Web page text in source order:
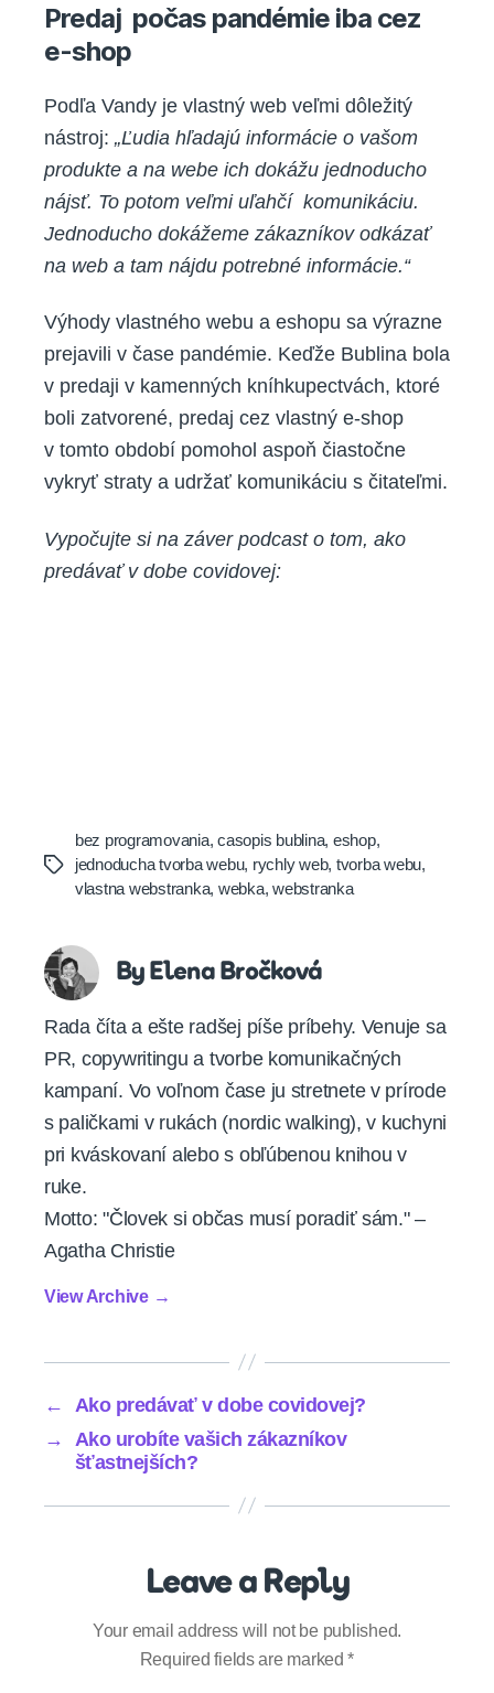
Predaj počas pandémie iba cez
e-shop
Podľa Vandy je vlastný web veľmi dôležitý
nástroj: „Ľudia hľadajú informácie o vašom
produkte a na webe ich dokážu jednoducho
nájsť. To potom veľmi uľahčí komunikáciu.
Jednoducho dokážeme zákazníkov odkázať
na web a tam nájdu potrebné informácie.“
Výhody vlastného webu a eshopu sa výrazne
prejavili v čase pandémie. Keďže Bublina bola
v predaji v kamenných kníhkupectvách, ktoré
boli zatvorené, predaj cez vlastný e-shop
v tomto období pomohol aspoň čiastočne
vykryť straty a udržať komunikáciu s čitateľmi.
Vypočujte si na záver podcast o tom, ako
predávať v dobe covidovej:
Tags
bez programovania,casopis bublina, eshop,
jednoducha tvorba webu, rychly web, tvorba webu,
vlastna webstranka, webka,webstranka
By Elena Bročková
Rada číta a ešte radšej píše príbehy. Venuje sa
PR, copywritingu a tvorbe komunikačných
kampaní. Vo voľnom čase ju stretnete v prírode
s paličkami v rukách (nordic walking), v kuchyni
pri kváskovaní alebo s obľúbenou knihou v
ruke.
Motto: "Človek si občas musí poradiť sám." –
Agatha Christie
View Archive →
←
Ako predávať v dobe covidovej?
→
Ako urobíte vašich zákazníkov
šťastnejších?
Leave a Reply
Your email address will not be published.
Required fields are marked*